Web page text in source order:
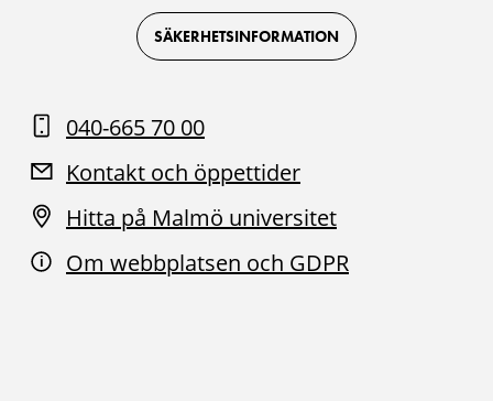
on
Facebook
on
Instagram
on
Youtube
SÄKERHETSINFORMATION
040-665 70 00
Kontakt och öppettider
Hitta på Malmö universitet
Om webbplatsen och GDPR